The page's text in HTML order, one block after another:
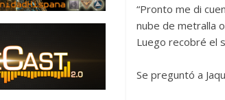
“Pronto me di
nube de metralla
Luego recobré el
Se preguntó a